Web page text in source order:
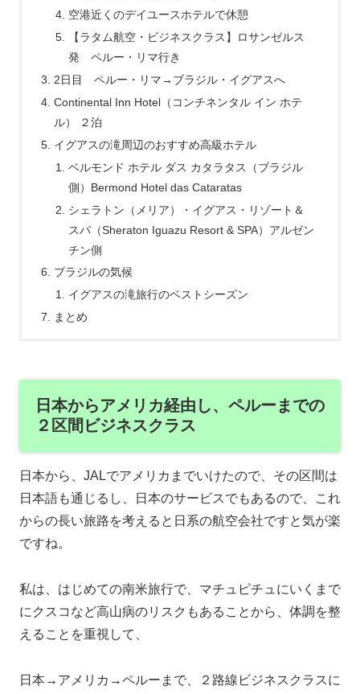
空港近くのデイユースホテルで休憩
【ラタム航空・ビジネスクラス】ロサンゼルス
発 ペルー・リマ行き
2日目 ペルー・リマ→ブラジル・イグアスへ
Continental Inn Hotel（コンチネンタル イン ホテ
ル） ２泊
イグアスの滝周辺のおすすめ高級ホテル
ベルモンド ホテル ダス カタラタス（ブラジル
側）Bermond Hotel das Cataratas
シェラトン（メリア）・イグアス・リゾート＆
スパ（Sheraton Iguazu Resort & SPA）アルゼン
チン側
ブラジルの気候
イグアスの滝旅行のベストシーズン
まとめ
日本からアメリカ経由し、ペルーまでの
２区間ビジネスクラス
日本から、JALでアメリカまでいけたので、その区間は
日本語も通じるし、日本のサービスでもあるので、これ
からの長い旅路を考えると日系の航空会社ですと気が楽
ですね。
私は、はじめての南米旅行で、マチュピチュにいくまで
にクスコなど高山病のリスクもあることから、体調を整
えることを重視して、
日本→アメリカ→ペルーまで、２路線ビジネスクラスに